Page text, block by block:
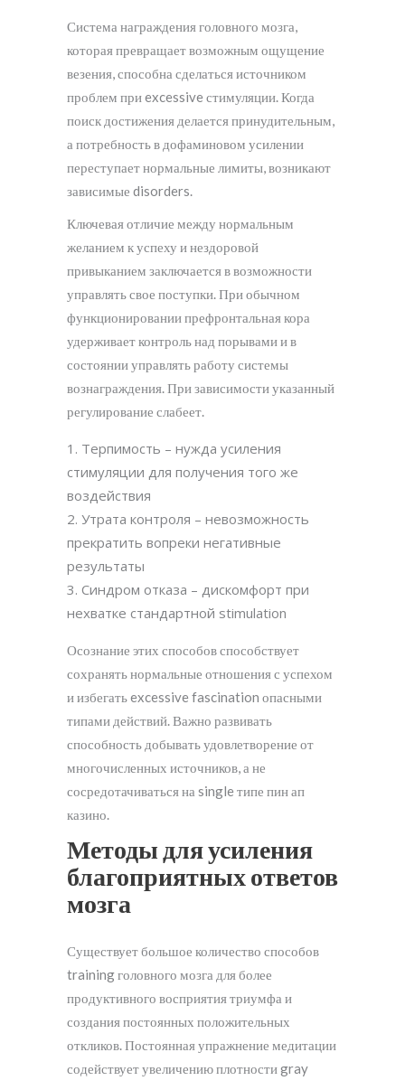
Система награждения головного мозга,
которая превращает возможным ощущение
везения, способна сделаться источником
проблем при excessive стимуляции. Когда
поиск достижения делается принудительным,
а потребность в дофаминовом усилении
переступает нормальные лимиты, возникают
зависимые disorders.
Ключевая отличие между нормальным
желанием к успеху и нездоровой
привыканием заключается в возможности
управлять свое поступки. При обычном
функционировании префронтальная кора
удерживает контроль над порывами и в
состоянии управлять работу системы
вознаграждения. При зависимости указанный
регулирование слабеет.
Терпимость – нужда усиления
стимуляции для получения того же
воздействия
Утрата контроля – невозможность
прекратить вопреки негативные
результаты
Синдром отказа – дискомфорт при
нехватке стандартной stimulation
Осознание этих способов способствует
сохранять нормальные отношения с успехом
и избегать excessive fascination опасными
типами действий. Важно развивать
способность добывать удовлетворение от
многочисленных источников, а не
сосредотачиваться на single типе пин ап
казино.
Методы для усиления
благоприятных ответов
мозга
Существует большое количество способов
training головного мозга для более
продуктивного восприятия триумфа и
создания постоянных положительных
откликов. Постоянная упражнение медитации
содействует увеличению плотности gray